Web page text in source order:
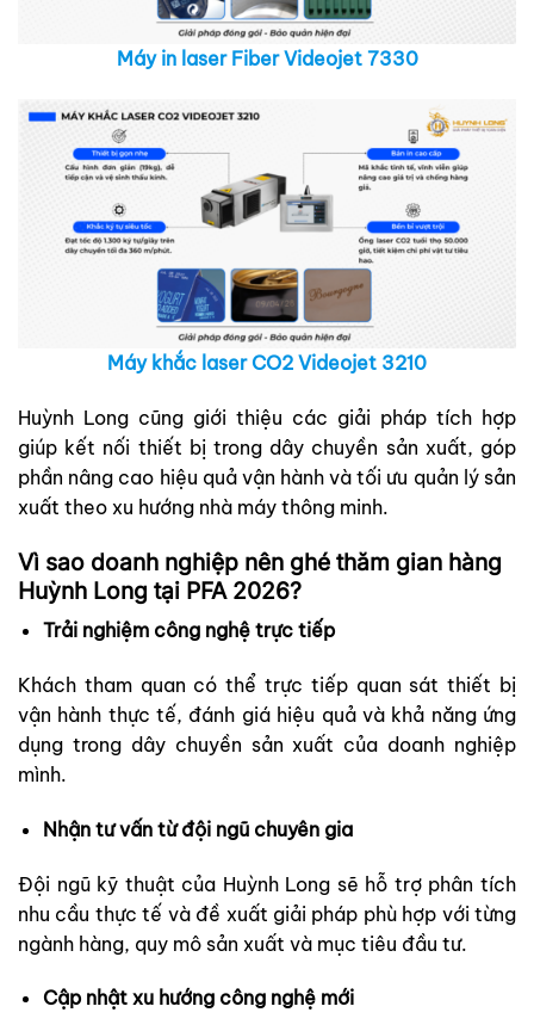
Máy in laser Fiber Videojet 7330
Máy khắc laser CO2 Videojet 3210
Huỳnh Long cũng giới thiệu các giải pháp tích hợp
giúp kết nối thiết bị trong dây chuyền sản xuất, góp
phần nâng cao hiệu quả vận hành và tối ưu quản lý sản
xuất theo xu hướng nhà máy thông minh.
Vì sao doanh nghiệp nên ghé thăm gian hàng
Huỳnh Long tại PFA 2026?
Trải nghiệm công nghệ trực tiếp
Khách tham quan có thể trực tiếp quan sát thiết bị
vận hành thực tế, đánh giá hiệu quả và khả năng ứng
dụng trong dây chuyền sản xuất của doanh nghiệp
mình.
Nhận tư vấn từ đội ngũ chuyên gia
Đội ngũ kỹ thuật của Huỳnh Long sẽ hỗ trợ phân tích
nhu cầu thực tế và đề xuất giải pháp phù hợp với từng
ngành hàng, quy mô sản xuất và mục tiêu đầu tư.
Cập nhật xu hướng công nghệ mới